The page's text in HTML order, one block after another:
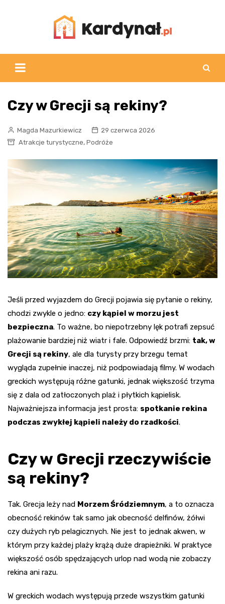
Czy w Grecji są rekiny?
Magda Mazurkiewicz
29 czerwca 2026
Atrakcje turystyczne, Podróże
Jeśli przed wyjazdem do Grecji pojawia się pytanie o rekiny,
chodzi zwykle o jedno: czy kąpiel w morzu jest
bezpieczna. To ważne, bo niepotrzebny lęk potrafi zepsuć
plażowanie bardziej niż wiatr i fale. Odpowiedź brzmi: tak, w
Grecji są rekiny, ale dla turysty przy brzegu temat
wygląda zupełnie inaczej, niż podpowiadają filmy. W wodach
greckich występują różne gatunki, jednak większość trzyma
się z dala od zatłoczonych plaż i płytkich kąpielisk.
Najważniejsza informacja jest prosta: spotkanie rekina
podczas zwykłej kąpieli należy do rzadkości.
Czy w Grecji rzeczywiście
są rekiny?
Tak. Grecja leży nad Morzem Śródziemnym, a to oznacza
obecność rekinów tak samo jak obecność delfinów, żółwi
czy dużych ryb pelagicznych. Nie jest to jednak akwen, w
którym przy każdej plaży krążą duże drapieżniki. W praktyce
większość osób spędzających urlop nad wodą nie zobaczy
rekina ani razu.
W greckich wodach występują przede wszystkim gatunki